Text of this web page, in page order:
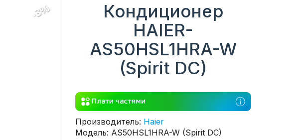
-3%
Кондиционер
HAIER-
AS50HSL1HRA-W
(Spirit DC)
Производитель: Haier
Модель: AS50HSL1HRA-W (Spirit DC)